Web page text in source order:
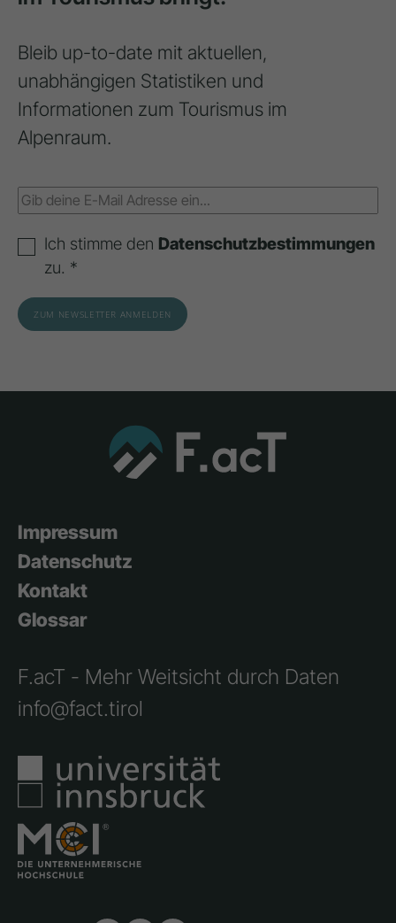
Bleib up-to-date mit aktuellen,
unabhängigen Statistiken und
Informationen zum Tourismus im
Alpenraum.
Ich stimme den Datenschutzbestimmungen
zu. *
Impressum
Datenschutz
Kontakt
Glossar
F.acT - Mehr Weitsicht durch Daten
info@fact.tirol